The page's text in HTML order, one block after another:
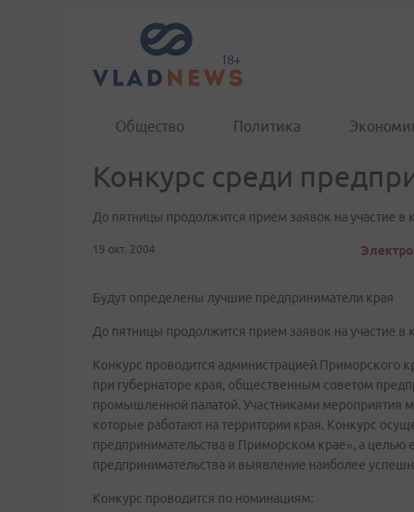
Общество Политика
Конкурс среди
До пятницы продолжится прием заявок на участие
19 окт. 2004
Будут определены лучшие предприниматели края
До пятницы продолжится прием заявок на участие
Конкурс проводится администрацией Приморского
при губернаторе края, общественным советом
промышленной палатой. Участниками мероприятия
которые работают на территории края. Конкурс
предпринимательства в Приморском крае», а целью
предпринимательства и выявление наиболее
Конкурс проводится по номинациям: